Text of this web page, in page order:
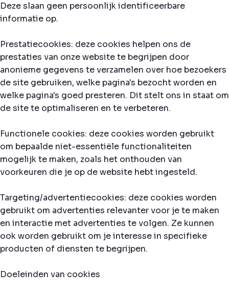
Deze slaan geen persoonlijk identificeerbare
informatie op.
Prestatiecookies: deze cookies helpen ons de
prestaties van onze website te begrijpen door
anonieme gegevens te verzamelen over hoe bezoekers
de site gebruiken, welke pagina's bezocht worden en
welke pagina's goed presteren. Dit stelt ons in staat om
de site te optimaliseren en te verbeteren.
Functionele cookies: deze cookies worden gebruikt
om bepaalde niet-essentiële functionaliteiten
mogelijk te maken, zoals het onthouden van
voorkeuren die je op de website hebt ingesteld.
Targeting/advertentiecookies: deze cookies worden
gebruikt om advertenties relevanter voor je te maken
en interactie met advertenties te volgen. Ze kunnen
ook worden gebruikt om je interesse in specifieke
producten of diensten te begrijpen.
Doeleinden van cookies